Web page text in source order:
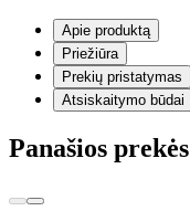
Apie produktą
Priežiūra
Prekių pristatymas
Atsiskaitymo būdai
Panašios prekės